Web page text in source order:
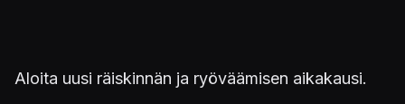
Aloita uusi räiskinnän ja ryöväämisen aikakausi.